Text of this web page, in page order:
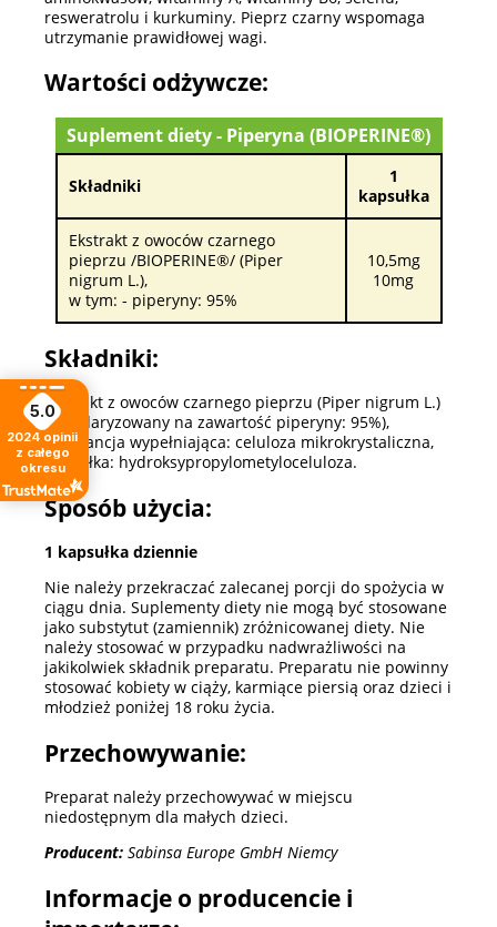
resweratrolu i kurkuminy. Pieprz czarny wspomaga
utrzymanie prawidłowej wagi.
Wartości odżywcze:
Suplement diety - Piperyna (BIOPERINE®)
Składniki
1
kapsułka
Ekstrakt z owoców czarnego
pieprzu /BIOPERINE®/ (Piper
nigrum L.),
w tym: - piperyny: 95%
10,5mg
10mg
Składniki:
ekstrakt z owoców czarnego pieprzu (Piper nigrum L.)
(standaryzowany na zawartość piperyny: 95%),
substancja wypełniająca: celuloza mikrokrystaliczna,
kapsułka: hydroksypropylometyloceluloza.
Sposób użycia:
1 kapsułka dziennie
Nie należy przekraczać zalecanej porcji do spożycia w
ciągu dnia. Suplementy diety nie mogą być stosowane
jako substytut (zamiennik) zróżnicowanej diety. Nie
należy stosować w przypadku nadwrażliwości na
jakikolwiek składnik preparatu. Preparatu nie powinny
stosować kobiety w ciąży, karmiące piersią oraz dzieci i
młodzież poniżej 18 roku życia.
Przechowywanie:
Preparat należy przechowywać w miejscu
niedostępnym dla małych dzieci.
Producent: Sabinsa Europe GmbH Niemcy
Informacje o producencie i
5.0
2024 opinii
z całego
okresu